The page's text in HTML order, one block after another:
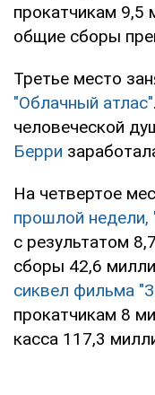
прокатчикам 9,5
общие сборы
Третье место
"Облачный атлас"
человеческой
Берри
На четвертое
прошлой недели,
с результатом
сборы 42,6
сиквел фильма
прокатчикам 8
касса 117,3